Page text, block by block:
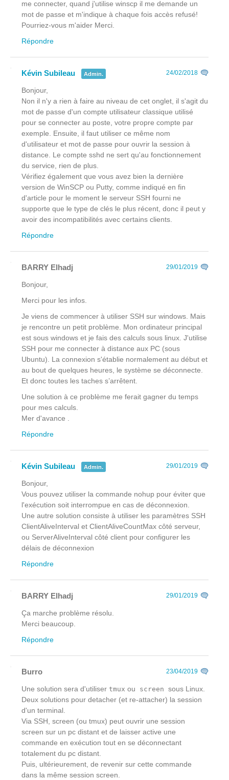
me connecter, quand j'utilise winscp il me demande un
mot de passe et m'indique à chaque fois accès refusé!
Pourriez-vous m'aider Merci.
Répondre
Kévin Subileau Admin. 24/02/2018
Bonjour,
Non il n'y a rien à faire au niveau de cet onglet, il s'agit du
mot de passe d'un compte utilisateur classique utilisé
pour se connecter au poste, votre propre compte par
exemple. Ensuite, il faut utiliser ce même nom
d'utilisateur et mot de passe pour ouvrir la session à
distance. Le compte sshd ne sert qu'au fonctionnement
du service, rien de plus.
Vérifiez également que vous avez bien la dernière
version de WinSCP ou Putty, comme indiqué en fin
d'article pour le moment le serveur SSH fourni ne
supporte que le type de clés le plus récent, donc il peut y
avoir des incompatibilités avec certains clients.
Répondre
BARRY Elhadj 29/01/2019
Bonjour,
Merci pour les infos.
Je viens de commencer à utiliser SSH sur windows. Mais
je rencontre un petit problème. Mon ordinateur principal
est sous windows et je fais des calculs sous linux. J'utilise
SSH pour me connecter à distance aux PC (sous
Ubuntu). La connexion s'établie normalement au début et
au bout de quelques heures, le système se déconnecte.
Et donc toutes les taches s’arrêtent.
Une solution à ce problème me ferait gagner du temps
pour mes calculs.
Mer d'avance .
Répondre
Kévin Subileau Admin. 29/01/2019
Bonjour,
Vous pouvez utiliser la commande nohup pour éviter que
l'exécution soit interrompue en cas de déconnexion.
Une autre solution consiste à utiliser les paramètres SSH
ClientAliveInterval et ClientAliveCountMax côté serveur,
ou ServerAliveInterval côté client pour configurer les
délais de déconnexion
Répondre
BARRY Elhadj 29/01/2019
Ça marche problème résolu.
Merci beaucoup.
Répondre
Burro 23/04/2019
Une solution sera d'utiliser tmux ou screen sous Linux.
Deux solutions pour detacher (et re-attacher) la session
d'un terminal.
Via SSH, screen (ou tmux) peut ouvrir une session
screen sur un pc distant et de laisser active une
commande en exécution tout en se déconnectant
totalement du pc distant.
Puis, ultérieurement, de revenir sur cette commande
dans la même session screen.